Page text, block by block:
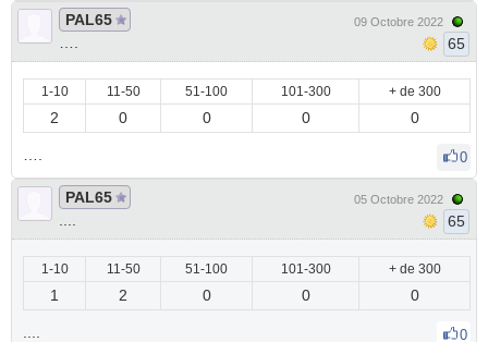
PAL65
09 Octobre 2022
65
1-10 11-50 51-100 101-300 + de 300
2 0 0 0 0
0
PAL65
05 Octobre 2022
65
1-10 11-50 51-100 101-300 + de 300
1 2 0 0 0
0